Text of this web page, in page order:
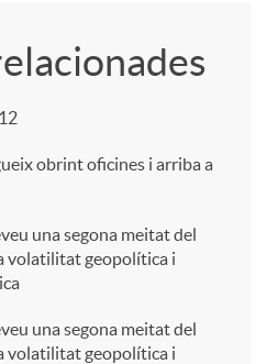
obrint oficines i arriba a
una segona meitat del
volatilitat geopolítica i
una segona meitat del
volatilitat geopolítica i